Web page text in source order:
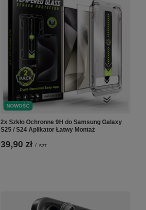
NOWOŚĆ
2x Szkło Ochronne 9H do Samsung Galaxy
S25 / S24 Aplikator Łatwy Montaż
39,90 zł / szt.